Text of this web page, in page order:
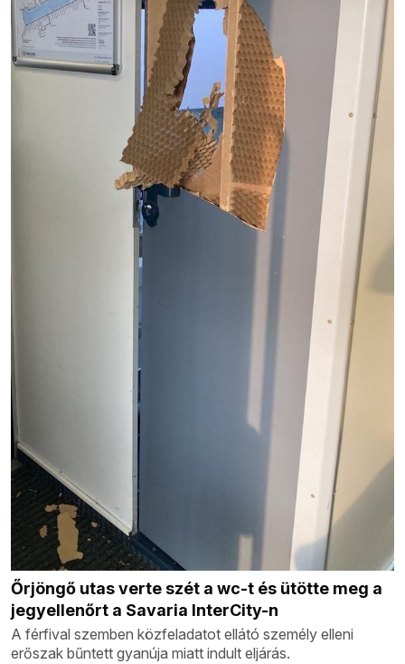
Őrjöngő utas verte szét a wc-t és ütötte meg a
jegyellenőrt a Savaria InterCity-n
A férfival szemben közfeladatot ellátó személy elleni
erőszak bűntett gyanúja miatt indult eljárás.